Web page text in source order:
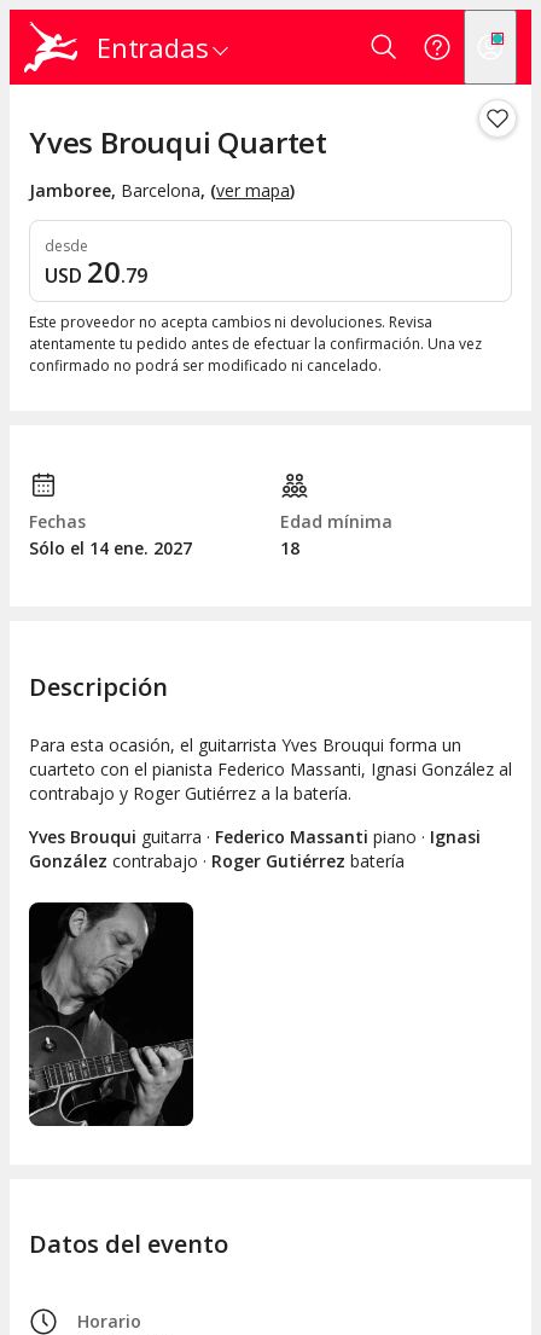
Entradas
Yves Brouqui Quartet
Jamboree, Barcelona, (ver mapa)
desde
USD 20.79
Este proveedor no acepta cambios ni devoluciones. Revisa
atentamente tu pedido antes de efectuar la confirmación. Una vez
confirmado no podrá ser modificado ni cancelado.
Fechas
Sólo el 14 ene. 2027
Edad mínima
18
Descripción
Para esta ocasión, el guitarrista Yves Brouqui forma un
cuarteto con el pianista Federico Massanti, Ignasi González al
contrabajo y Roger Gutiérrez a la batería.
Yves Brouqui guitarra · Federico Massanti piano · Ignasi
González contrabajo · Roger Gutiérrez batería
Datos del evento
Horario